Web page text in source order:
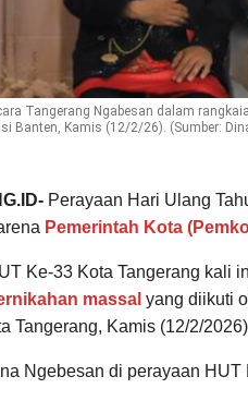
Tangerang Ngabesan dalam
Banten, Kamis (12/2/26). (Sumber:
Perayaan Hari Ulang
Pemerintah Kota
Ke-33 Kota Tangerang kali
massal yang diikuti
Tangerang, Kamis (12/2/
Ngebesan di perayaan